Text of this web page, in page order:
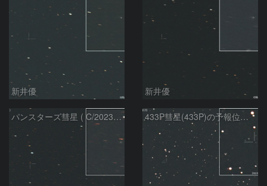
新井優 新井優
パンスターズ彗星 ( C/2023R1 ) ：2026/05/20 433P彗星(433P)の予報位置：2026/05/30